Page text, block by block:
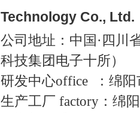
Technology Co., Ltd.
公司地址 ：中国·四川
科技集团电子十所）
研发中心office
：绵
生产工厂 factory：绵